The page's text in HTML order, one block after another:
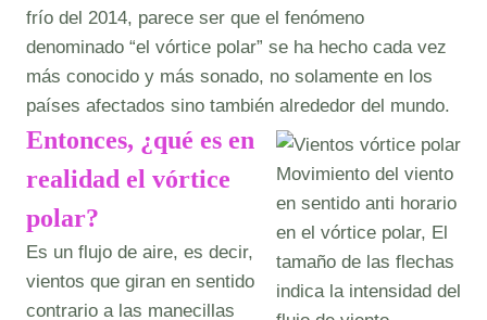
frío del 2014, parece ser que el fenómeno
denominado “el vórtice polar” se ha hecho cada vez
más conocido y más sonado, no solamente en los
países afectados sino también alrededor del mundo.
Movimiento del viento
en sentido anti horario
en el vórtice polar, El
tamaño de las flechas
indica la intensidad del
Entonces, ¿qué es en
realidad el vórtice
polar?
Es un flujo de aire, es decir,
vientos que giran en sentido
contrario a las manecillas